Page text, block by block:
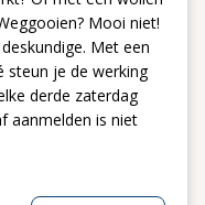
Mooi niet!
Met een
steun je de werking
derde zaterdag
aanmelden is niet